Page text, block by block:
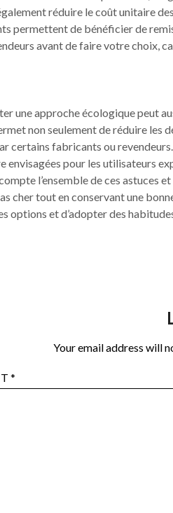
réduire le coût unitaire
permettent de bénéficier de
avant de faire votre choix,
une approche écologique peut
non seulement de réduire les
certains fabricants ou
envisagées pour les utilisateurs
l’ensemble de ces astuces
cher tout en conservant une
options et d’adopter des
Your email address will
*